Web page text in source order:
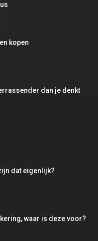
kopen
dan je denkt
dat eigenlijk?
waar is deze voor?